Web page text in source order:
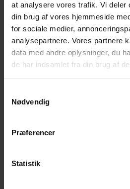
at analysere vores trafik. Vi deler
din brug af vores hjemmeside
for sociale medier,
analysepartnere. Vores partnere
data med andre oplysninger, du
de har indsamlet fra din brug af
Nødvendig
Præferencer
Statistik
Bliv en del af
Få magiske nyheder om bøger,
inspiration direkte i din indbakke.